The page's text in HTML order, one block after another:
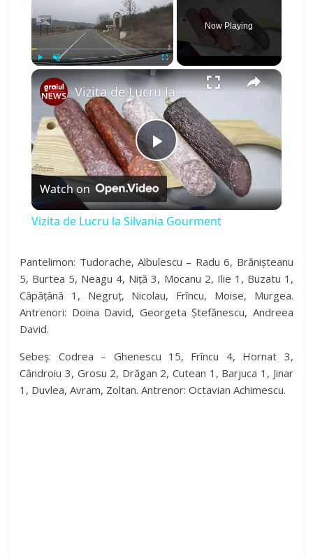
Unmute Fullscreen
Now Playing
×
P
l
y
V
i
Vizita de Lucru la Silvania Gourment
Watch on
Vizita de Lucru la Silvania Gourment
Pantelimon: Tudorache, Albulescu – Radu 6, Brănișteanu
5, Burtea 5, Neagu 4, Niță 3, Mocanu 2, Ilie 1, Buzatu 1,
Căpățână 1, Negruț, Nicolau, Frîncu, Moise, Murgea.
Antrenori: Doina David, Georgeta Ștefănescu, Andreea
David.
Sebeș: Codrea – Ghenescu 15, Frîncu 4, Hornat 3,
Cândroiu 3, Grosu 2, Drăgan 2, Cutean 1, Barjuca 1, Jinar
1, Duvlea, Avram, Zoltan. Antrenor: Octavian Achimescu.